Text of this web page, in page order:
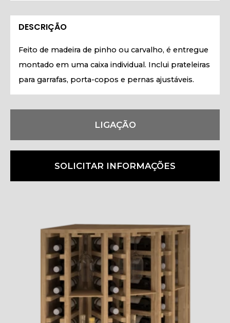
DESCRIÇÃO
Feito de madeira de pinho ou carvalho, é entregue
montado em uma caixa individual. Inclui prateleiras
para garrafas, porta-copos e pernas ajustáveis.
LIGAÇÃO
SOLICITAR INFORMAÇÕES